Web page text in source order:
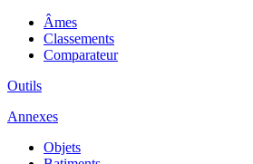
Âmes
Classements
Comparateur
Outils
Annexes
Objets